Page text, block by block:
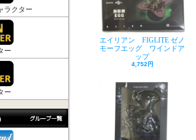
ラクター
ー
ー
エイリアン FIGLITE ゼノ
モーフエッグ ワインドア
ップ
4,752円